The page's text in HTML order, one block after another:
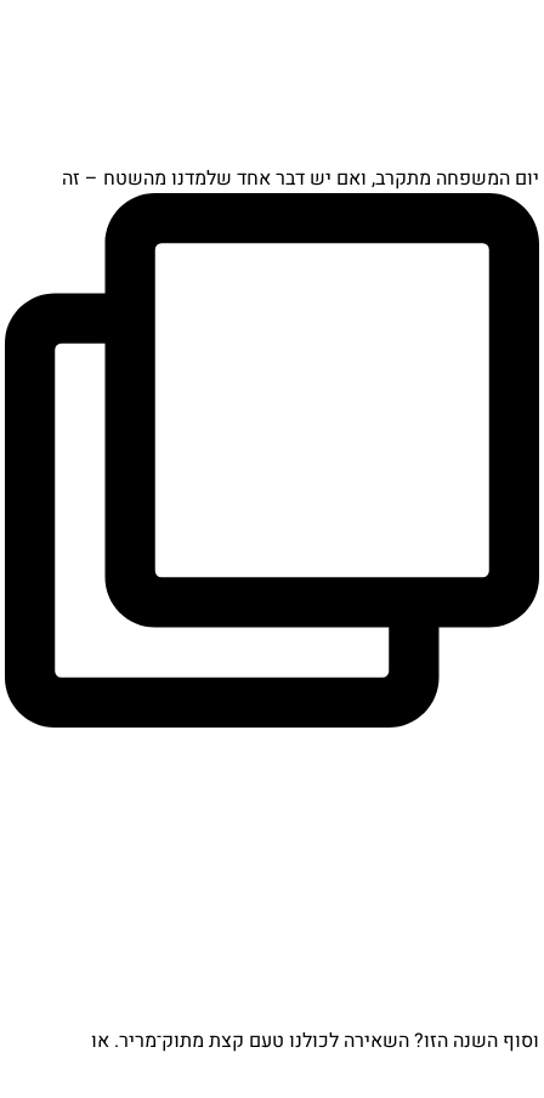
יום המשפחה מתקרב, ואם יש דבר אחד שלמדנו מהשטח – זה
וסוף השנה הזו? השאירה לכולנו טעם קצת מתוק־מריר. או